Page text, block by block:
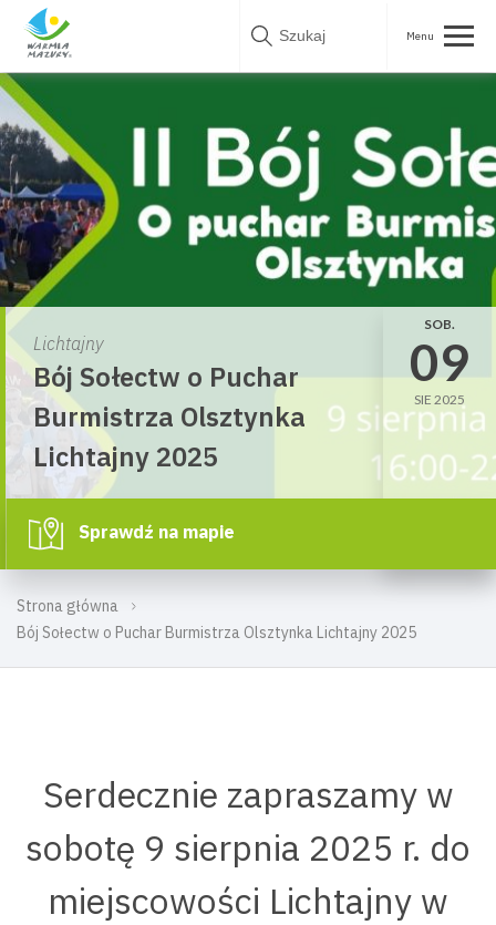
Skip
Strona główna
Bój Sołectw o Puchar Burmistrza Olsztynka Lichtajny 2025
Lichtajny
Bój Sołectw o Puchar
Burmistrza Olsztynka
Lichtajny 2025
SOB.
09
SIE 2025
Sprawdź na mapie
Serdecznie zapraszamy w
sobotę 9 sierpnia 2025 r. do
miejscowości Lichtajny w